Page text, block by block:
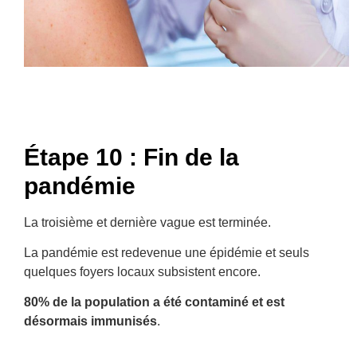
Étape 10 : Fin de la
pandémie
La troisième et dernière vague est terminée.
La pandémie est redevenue une épidémie et seuls
quelques foyers locaux subsistent encore.
80% de la population a été contaminé et est
désormais immunisés.